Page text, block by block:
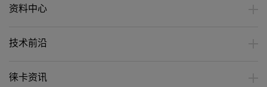
资料中心
技术前沿
徕卡资讯